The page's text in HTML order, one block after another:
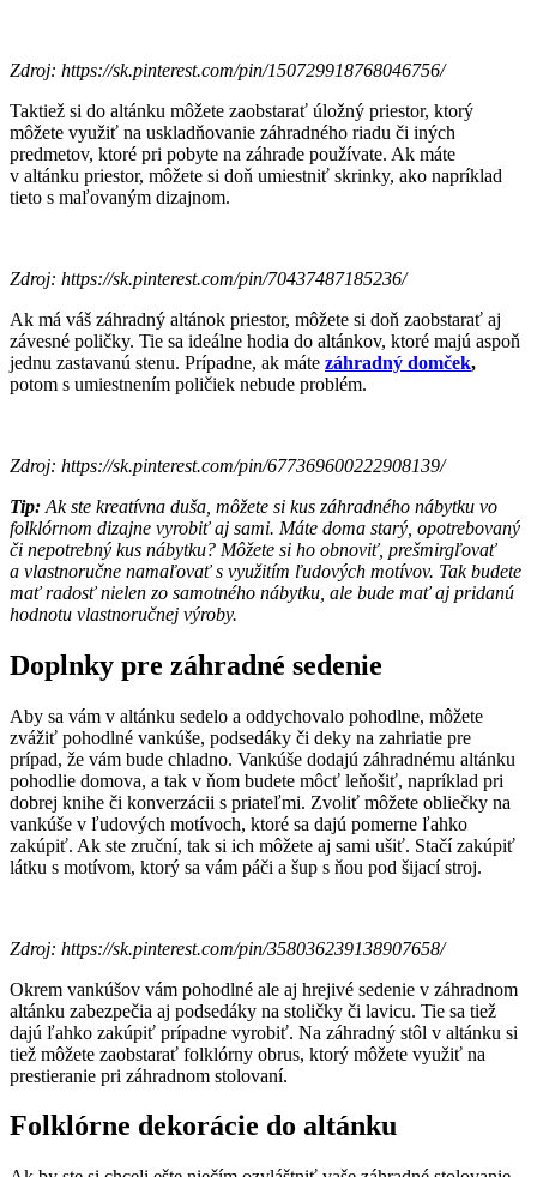
Zdroj: https://sk.pinterest.com/pin/150729918768046756/
Taktiež si do altánku môžete zaobstarať úložný priestor, ktorý
môžete využiť na uskladňovanie záhradného riadu či iných
predmetov, ktoré pri pobyte na záhrade používate. Ak máte
v altánku priestor, môžete si doň umiestniť skrinky, ako napríklad
tieto s maľovaným dizajnom.
Zdroj: https://sk.pinterest.com/pin/70437487185236/
Ak má váš záhradný altánok priestor, môžete si doň zaobstarať aj
závesné poličky. Tie sa ideálne hodia do altánkov, ktoré majú aspoň
jednu zastavanú stenu. Prípadne, ak máte záhradný domček,
potom s umiestnením poličiek nebude problém.
Zdroj: https://sk.pinterest.com/pin/677369600222908139/
Tip: Ak ste kreatívna duša, môžete si kus záhradného nábytku vo
folklórnom dizajne vyrobiť aj sami. Máte doma starý, opotrebovaný
či nepotrebný kus nábytku? Môžete si ho obnoviť, prešmirgľovať
a vlastnoručne namaľovať s využitím ľudových motívov. Tak budete
mať radosť nielen zo samotného nábytku, ale bude mať aj pridanú
hodnotu vlastnoručnej výroby.
Doplnky pre záhradné sedenie
Aby sa vám v altánku sedelo a oddychovalo pohodlne, môžete
zvážiť pohodlné vankúše, podsedáky či deky na zahriatie pre
prípad, že vám bude chladno. Vankúše dodajú záhradnému altánku
pohodlie domova, a tak v ňom budete môcť leňošiť, napríklad pri
dobrej knihe či konverzácii s priateľmi. Zvoliť môžete obliečky na
vankúše v ľudových motívoch, ktoré sa dajú pomerne ľahko
zakúpiť. Ak ste zruční, tak si ich môžete aj sami ušiť. Stačí zakúpiť
látku s motívom, ktorý sa vám páči a šup s ňou pod šijací stroj.
Zdroj: https://sk.pinterest.com/pin/358036239138907658/
Okrem vankúšov vám pohodlné ale aj hrejivé sedenie v záhradnom
altánku zabezpečia aj podsedáky na stoličky či lavicu. Tie sa tiež
dajú ľahko zakúpiť prípadne vyrobiť. Na záhradný stôl v altánku si
tiež môžete zaobstarať folklórny obrus, ktorý môžete využiť na
prestieranie pri záhradnom stolovaní.
Folklórne dekorácie do altánku